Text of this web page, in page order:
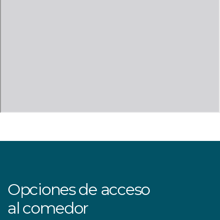
Opciones de acceso
al comedor